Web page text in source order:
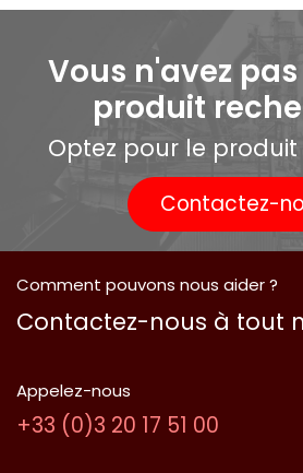
Vous n'avez
produit
Optez pour le
Contactez-
Comment pouvons nous aider ?
Contactez-nous à tout
Appelez-nous
​+33 (0)​3 2​0​ 1​7 5​1 0​0